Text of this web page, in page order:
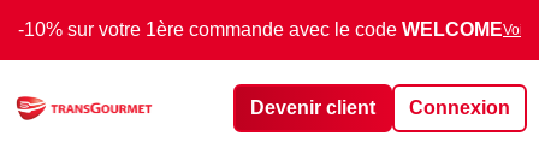
-10% sur votre 1ère commande avec le code WELCOMEVoir
Devenir client Connexion